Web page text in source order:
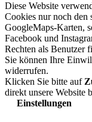
Diese Website
Cookies nur noch den
GoogleMaps-Karten,
Facebook und
Rechten als Benutzer
Sie können Ihre
widerrufen.
Klicken Sie bitte auf
direkt unsere Website
Einstellungen